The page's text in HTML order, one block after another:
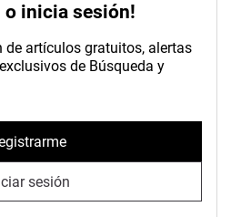
o inicia sesión!
de artículos gratuitos, alertas
de Búsqueda y
sesión